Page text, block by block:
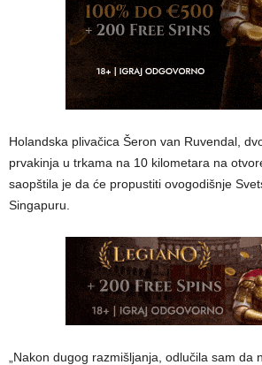
Holandska plivačica Šeron van Ruvendal,
prvakinja u trkama na 10 kilometara na
saopštila je da će propustiti ovogodišnje
Singapuru.
„Nakon dugog razmišljanja, odlučila sam da